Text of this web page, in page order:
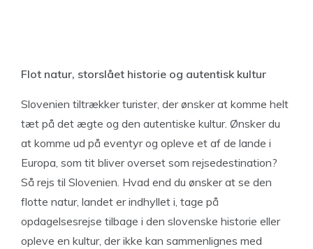
Flot natur, storslået historie og autentisk kultur
Slovenien tiltrækker turister, der ønsker at komme helt
tæt på det ægte og den autentiske kultur. Ønsker du
at komme ud på eventyr og opleve et af de lande i
Europa, som tit bliver overset som rejsedestination?
Så rejs til Slovenien. Hvad end du ønsker at se den
flotte natur, landet er indhyllet i, tage på
opdagelsesrejse tilbage i den slovenske historie eller
opleve en kultur, der ikke kan sammenlignes med